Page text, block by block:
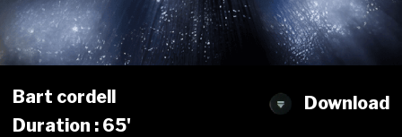
Download
Bart cordell
Duration : 65'